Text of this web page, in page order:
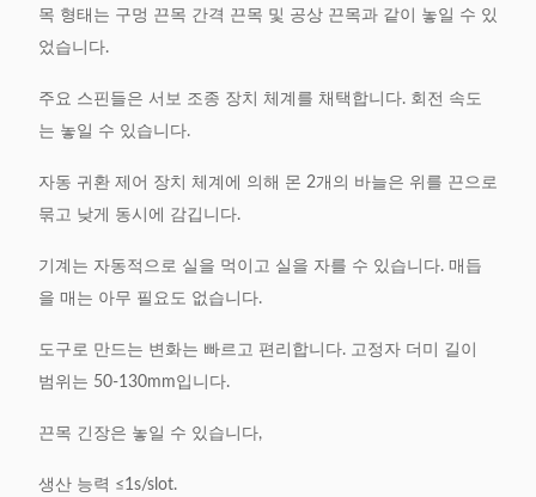
목 형태는 구멍 끈목 간격 끈목 및 공상 끈목과 같이 놓일 수 있
었습니다.
주요 스핀들은 서보 조종 장치 체계를 채택합니다. 회전 속도
는 놓일 수 있습니다.
자동 귀환 제어 장치 체계에 의해 몬 2개의 바늘은 위를 끈으로
묶고 낮게 동시에 감깁니다.
기계는 자동적으로 실을 먹이고 실을 자를 수 있습니다. 매듭
을 매는 아무 필요도 없습니다.
도구로 만드는 변화는 빠르고 편리합니다. 고정자 더미 길이
범위는 50-130mm입니다.
끈목 긴장은 놓일 수 있습니다,
생산 능력 ≤1s/slot.